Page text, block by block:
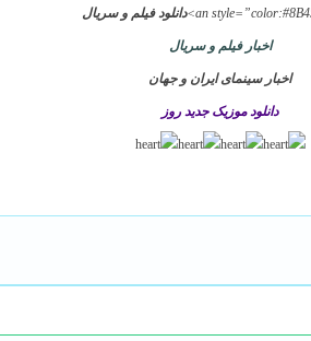
an دانلود فیلم و سریال
اخبار فیلم و سریال
اخبار سینمای ایران و جهان
دانلود موزیک جدید روز